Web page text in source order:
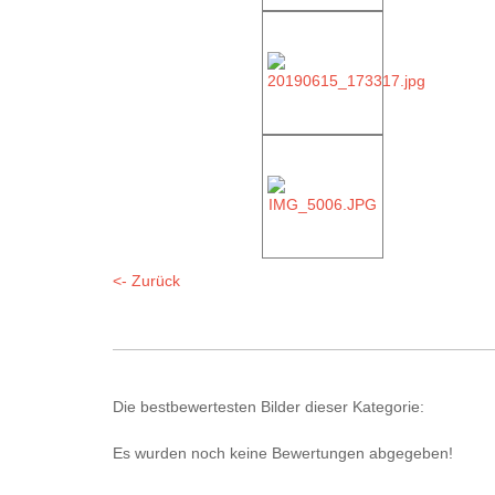
<- Zurück
Die bestbewertesten Bilder dieser Kategorie:
Es wurden noch keine Bewertungen abgegeben!